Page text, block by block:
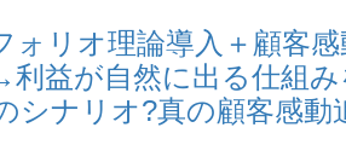
ォリオ理論導入＋顧客
益が自然に出る仕組
シナリオ?真の顧客感動